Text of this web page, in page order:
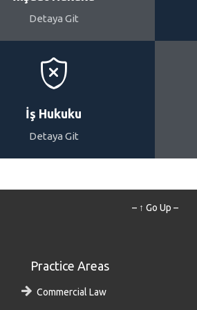
Detaya Git

İş Hukuku
Detaya Git
– ↑ Go Up –
Practice Areas
Commercial Law